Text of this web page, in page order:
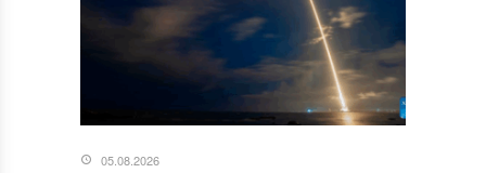
05.08.2026